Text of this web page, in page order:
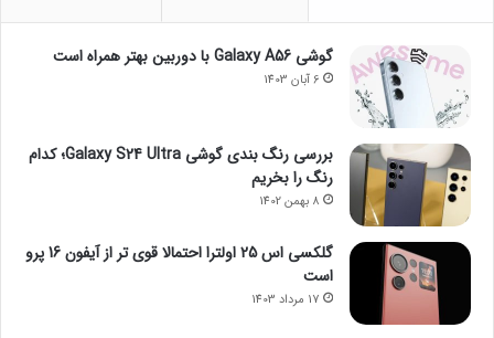
گوشی Galaxy A56 با دوربین بهتر همراه است
6 آبان 1403
بررسی رنگ بندی گوشی Galaxy S24 Ultra؛ کدام
رنگ را بخریم
8 بهمن 1402
گلکسی اس 25 اولترا احتمالا قوی تر از آیفون 16 پرو
است
17 مرداد 1403